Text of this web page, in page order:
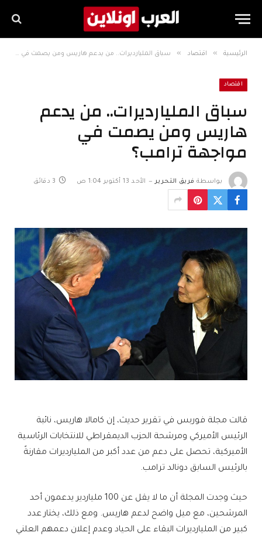
الرئيسية » اقتصاد » سباق المليارديرات.. من يدعم هاريس ومن يصمت في مواجهة ترامب؟
اقتصاد
سباق المليارديرات.. من يدعم
هاريس ومن يصمت في
مواجهة ترامب؟
بواسطة فريق التحرير الأحد 13 أكتوبر 1:04 ص 3 دقائق
قالت مجلة فوربس في تقرير حديث، إن كامالا هاريس، نائبة
الرئيس الأميركي ومرشحة الحزب الديمقراطي للانتخابات الرئاسية
الأميركية، تحصل على دعم من عدد أكبر من المليارديرات مقارنةً
بالرئيس السابق دونالد ترامب.
حيث وجدت المجلة أن ما لا يقل عن 100 ملياردير يدعمون أحد
المرشحين، مع ميل واضح لدعم هاريس. ومع ذلك، يختار عدد
كبير من المليارديرات البقاء على الحياد وعدم إعلان دعمهم العلني